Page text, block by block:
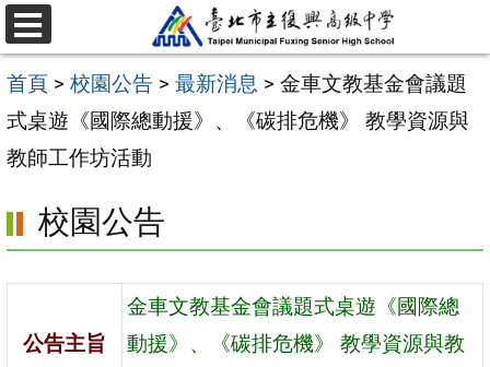
跳
至
主
要
內
區
選
單
首頁 > 校園公告 > 最新消息 > 金車文教基金會議題
式桌遊《國際總動援》、《碳排危機》 教學資源與
教師工作坊活動
校園公告
公告主旨
金車文教基金會議題式桌遊《國際總
動援》、《碳排危機》 教學資源與教